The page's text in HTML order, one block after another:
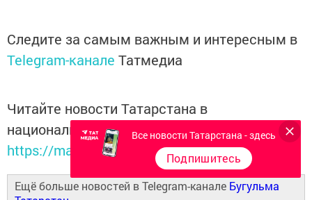
Следите за самым важным и интересным в
Telegram-канале Татмедиа
Читайте новости Татарстана в
национальном мессенджере MАХ:
https://max.ru/tatmedia
Ещё больше новостей в Telegram-канале Бугульма
Все новости Татарстана - здесь
Подпишитесь